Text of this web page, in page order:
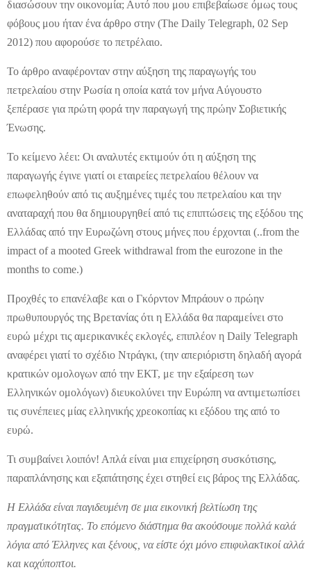
διασώσουν την οικονομία; Αυτό που μου επιβεβαίωσε όμως τους
φόβους μου ήταν ένα άρθρο στην (The Daily Telegraph, 02 Sep
2012) που αφορούσε το πετρέλαιο.
Το άρθρο αναφέρονταν στην αύξηση της παραγωγής του
πετρελαίου στην Ρωσία η οποία κατά τον μήνα Αύγουστο
ξεπέρασε για πρώτη φορά την παραγωγή της πρώην Σοβιετικής
Ένωσης.
Το κείμενο λέει: Οι αναλυτές εκτιμούν ότι η αύξηση της
παραγωγής έγινε γιατί οι εταιρείες πετρελαίου θέλουν να
επωφεληθούν από τις αυξημένες τιμές του πετρελαίου και την
αναταραχή που θα δημιουργηθεί από τις επιπτώσεις της εξόδου της
Ελλάδας από την Ευρωζώνη στους μήνες που έρχονται (..from the
impact of a mooted Greek withdrawal from the eurozone in the
months to come.)
Προχθές το επανέλαβε και ο Γκόρντον Μπράουν ο πρώην
πρωθυπουργός της Βρετανίας ότι η Ελλάδα θα παραμείνει στο
ευρώ μέχρι τις αμερικανικές εκλογές, επιπλέον η Daily Telegraph
αναφέρει γιατί το σχέδιο Ντράγκι, (την απεριόριστη δηλαδή αγορά
κρατικών ομολογων από την ΕΚΤ, με την εξαίρεση των
Ελληνικών ομολόγων) διευκολύνει την Ευρώπη να αντιμετωπίσει
τις συνέπειες μίας ελληνικής χρεοκοπίας κι εξόδου της από το
ευρώ.
Τι συμβαίνει λοιπόν! Απλά είναι μια επιχείρηση συσκότισης,
παραπλάνησης και εξαπάτησης έχει στηθεί εις βάρος της Ελλάδας.
Η Ελλάδα είναι παγιδευμένη σε μια εικονική βελτίωση της
πραγματικότητας. Το επόμενο διάστημα θα ακούσουμε πολλά καλά
λόγια από Έλληνες και ξένους, να είστε όχι μόνο επιφυλακτικοί αλλά
και καχύποπτοι.